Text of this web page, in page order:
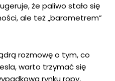
że paliwo stało się
ale też „barometrem”
rozmowę o tym, co
warto trzymać się
rynku ropy,